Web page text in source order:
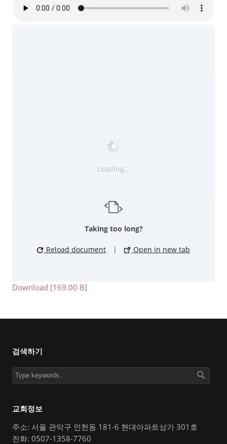
Loading...
Taking too long?
Reload document | Open in new tab
Download [169.00 B]
검색하기
교회정보
주소: 서울 관악구 인헌동 181-6 현대아파트상가 301호
전화: 0507-1358-7760